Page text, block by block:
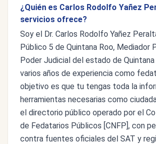
¿Quién es Carlos Rodolfo Yañez
servicios ofrece?
Soy el Dr. Carlos Rodolfo Yañez
Público 5 de Quintana Roo, Mediador
Poder Judicial del estado de Quintana
varios años de experiencia como
objetivo es que tu tengas toda la
herramientas necesarias como
el directorio público operado por el
de Fedatarios Públicos [CNFP], con
contra fuentes oficiales del SAT y